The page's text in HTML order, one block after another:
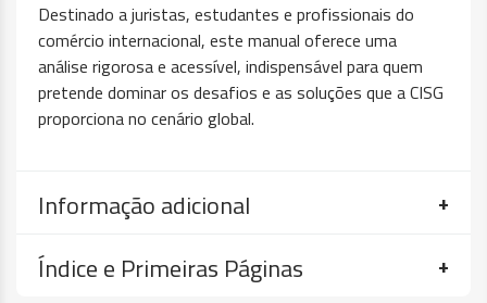
Destinado a juristas, estudantes e profissionais do
comércio internacional, este manual oferece uma
análise rigorosa e acessível, indispensável para quem
pretende dominar os desafios e as soluções que a CISG
proporciona no cenário global.
Informação adicional
Índice e Primeiras Páginas